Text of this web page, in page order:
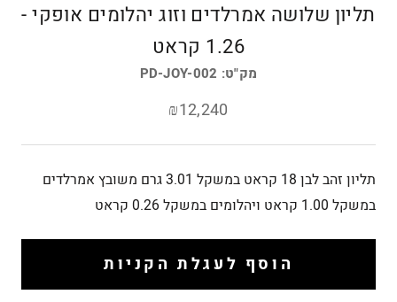
תליון שלושה אמרלדים וזוג יהלומים אופקי -
1.26 קראט
מק"ט: PD-JOY-002
₪12,240
תליון זהב לבן 18 קראט במשקל 3.01 גרם משובץ
אמרלדים
במשקל 1.00 קראט ויהלומים במשקל 0.26 קראט
הוסף לעגלת הקניות